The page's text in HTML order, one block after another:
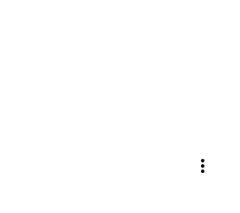
more_vert